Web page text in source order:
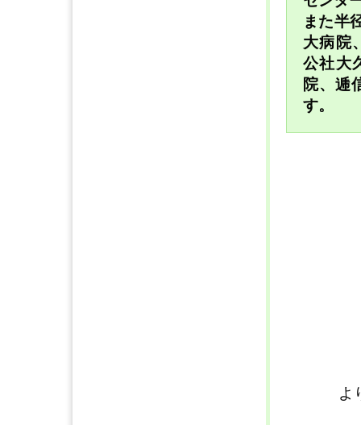
また半
大病院
公社大
院、逓
す。
よ